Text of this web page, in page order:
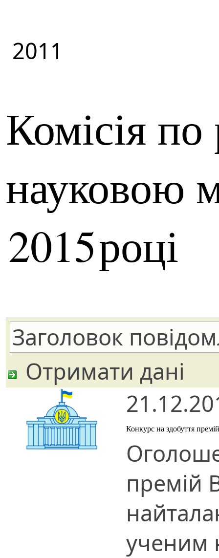
2011
Комісія по
науковою
2015році
Отримати дані
Конкурс на здобуття
премій
ученим